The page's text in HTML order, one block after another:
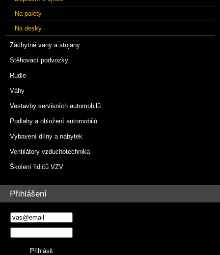
Na palety
Na desky
Záchytné vany a stojany
Stěhovací podvozky
Rudle
Váhy
Vestavby servisních automobilů
Podlahy a obložení automobilů
Vybavení dílny a nábytek
Ventilátory vzduchotechnika
Školení řidičů VZV
Přihlášení